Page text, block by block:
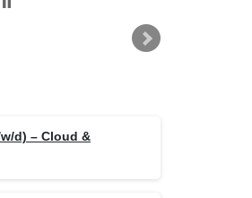
d) – Cloud &